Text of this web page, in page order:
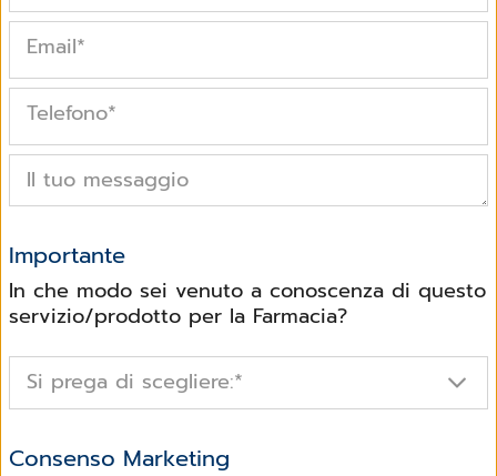
Email*
Telefono*
Il tuo messaggio
Importante
In che modo sei venuto a conoscenza di questo
servizio/prodotto per la Farmacia?
Si prega di scegliere:*
Consenso Marketing